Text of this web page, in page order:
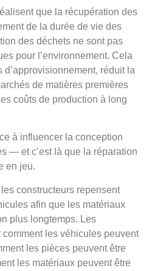
que la récupération des
de la durée de vie des
des déchets ne sont pas
pour l’environnement. Cela
d’approvisionnement, réduit la
de matières premières
coûts de production à long
à influencer la conception
— et c’est là que la réparation
en jeu.
constructeurs repensent
afin que les matériaux
plus longtemps. Les
les véhicules peuvent
les pièces peuvent être
les matériaux peuvent être